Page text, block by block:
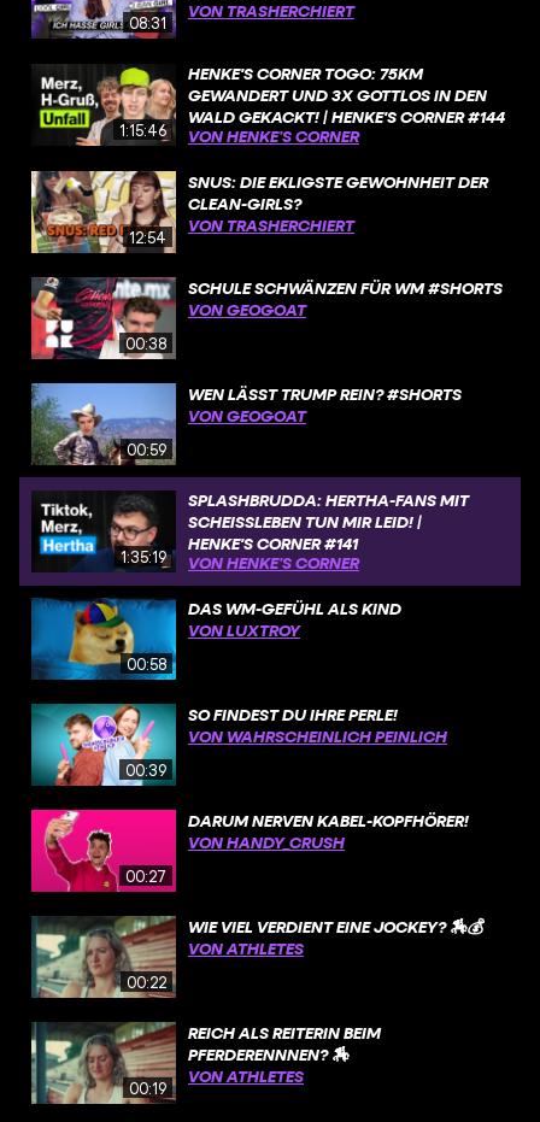
08:31
VON TRASHERCHIERT
1:15:46
HENKE'S CORNER TOGO: 75KM
GEWANDERT UND 3X GOTTLOS IN DEN
WALD GEKACKT! | HENKE'S CORNER #144
VON HENKE’S CORNER
12:54
SNUS: DIE EKLIGSTE GEWOHNHEIT DER
CLEAN-GIRLS?
VON TRASHERCHIERT
00:38
SCHULE SCHWÄNZEN FÜR WM #SHORTS
VON GEOGOAT
00:59
WEN LÄSST TRUMP REIN? #SHORTS
VON GEOGOAT
1:35:19
SPLASHBRUDDA: HERTHA-FANS MIT
SCHEISSLEBEN TUN MIR LEID! | H
ENKE'S CORNER #141
VON HENKE’S CORNER
00:58
DAS WM-GEFÜHL ALS KIND
VON LUXTROY
00:39
SO FINDEST DU IHRE PERLE!
VON WAHRSCHEINLICH PEINLICH
00:27
DARUM NERVEN KABEL-KOPFHÖRER!
VON HANDY_CRUSH
00:22
WIE VIEL VERDIENT EINE JOCKEY? 🏇💰
VON ATHLETES
00:19
REICH ALS REITERIN BEIM
PFERDERENNNEN? 🏇
VON ATHLETES